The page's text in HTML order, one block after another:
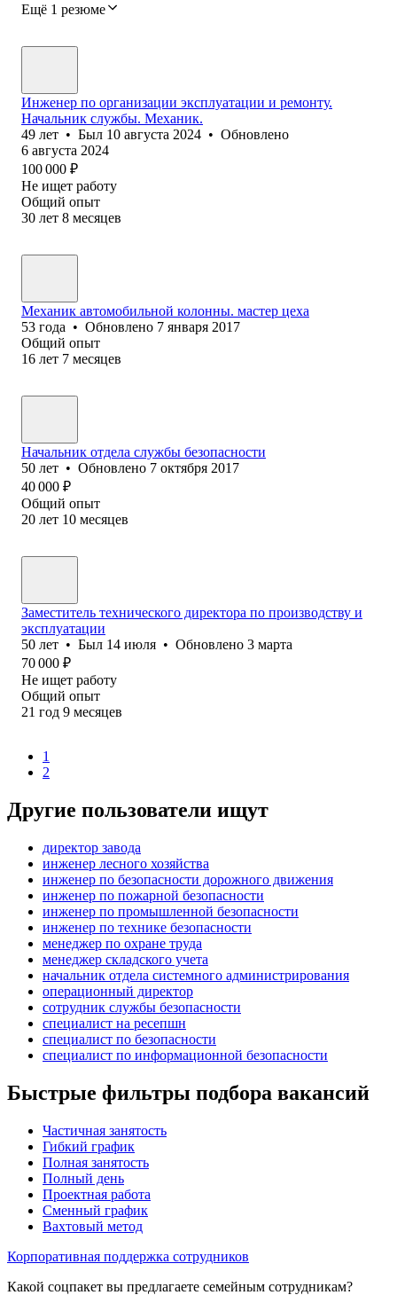
Ещё 1 резюме
Инженер по организации эксплуатации и ремонту.
Начальник службы. Механик.
49 лет • Был 10 августа 2024 • Обновлено
6 августа 2024
100 000 ₽
Не ищет работу
Общий опыт
30 лет 8 месяцев
Механик автомобильной колонны. мастер цеха
53 года • Обновлено 7 января 2017
Общий опыт
16 лет 7 месяцев
Начальник отдела службы безопасности
50 лет • Обновлено 7 октября 2017
40 000 ₽
Общий опыт
20 лет 10 месяцев
Заместитель технического директора по производству и
эксплуатации
50 лет • Был 14 июля • Обновлено 3 марта
70 000 ₽
Не ищет работу
Общий опыт
21 год 9 месяцев
1
2
Другие пользователи ищут
директор завода
инженер лесного хозяйства
инженер по безопасности дорожного движения
инженер по пожарной безопасности
инженер по промышленной безопасности
инженер по технике безопасности
менеджер по охране труда
менеджер складского учета
начальник отдела системного администрирования
операционный директор
сотрудник службы безопасности
специалист на ресепшн
специалист по безопасности
специалист по информационной безопасности
Быстрые фильтры подбора вакансий
Частичная занятость
Гибкий график
Полная занятость
Полный день
Проектная работа
Сменный график
Вахтовый метод
Корпоративная поддержка сотрудников
Какой соцпакет вы предлагаете семейным сотрудникам?